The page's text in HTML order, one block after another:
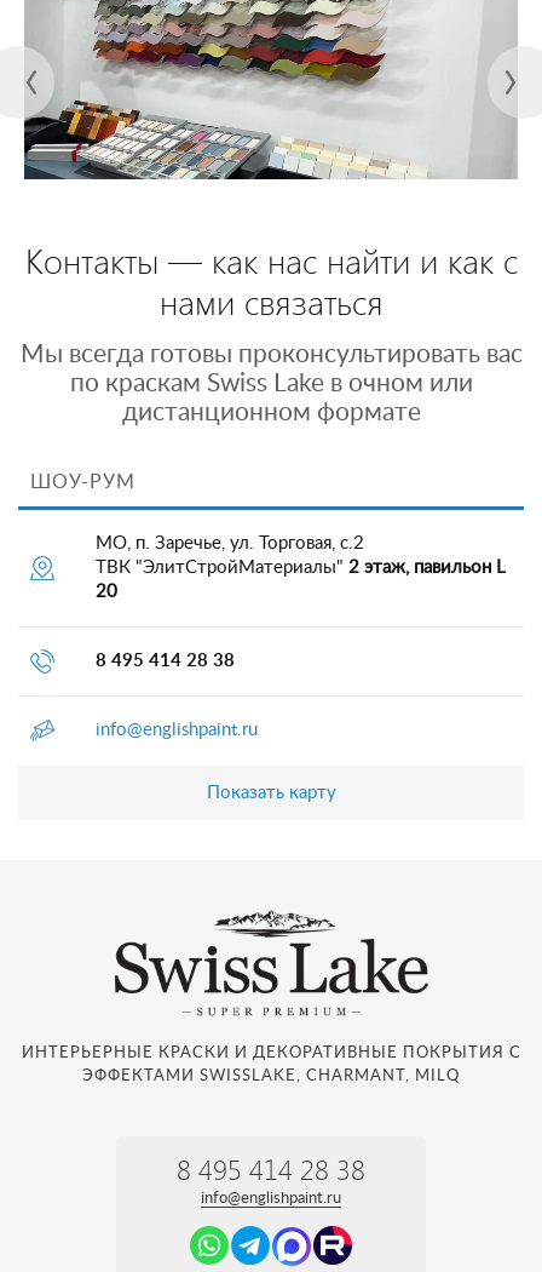
Контакты — как нас найти и как с
нами связаться
Мы всегда готовы проконсультировать вас
по краскам Swiss Lake в очном или
дистанционном формате
ШОУ-РУМ
МО, п. Заречье, ул. Торговая, с.2
ТВК "ЭлитСтройМатериалы" 2 этаж, павильон L
20
8 495 414 28 38
info@englishpaint.ru
Показать карту
ИНТЕРЬЕРНЫЕ КРАСКИ И ДЕКОРАТИВНЫЕ ПОКРЫТИЯ С
ЭФФЕКТАМИ SWISSLAKE, CHARMANT, MILQ
8 495 414 28 38
info@englishpaint.ru